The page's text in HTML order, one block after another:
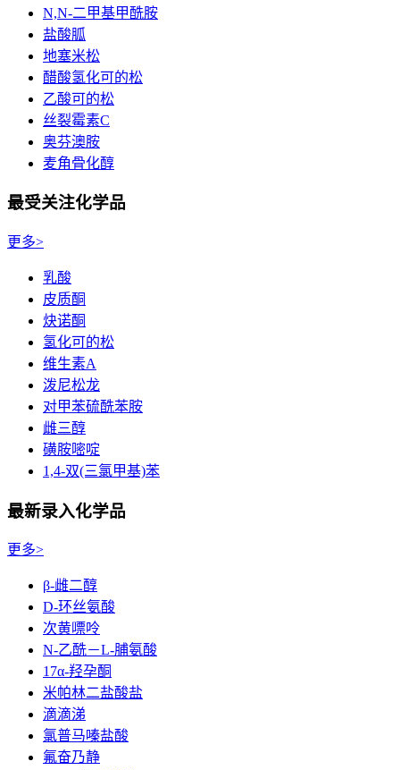
N,N-二甲基甲酰胺
盐酸胍
地塞米松
醋酸氢化可的松
乙酸可的松
丝裂霉素C
奥芬澳胺
麦角骨化醇
最受关注化学品
更多>
乳酸
皮质酮
炔诺酮
氢化可的松
维生素A
泼尼松龙
对甲苯硫酰苯胺
雌三醇
磺胺嘧啶
1,4-双(三氯甲基)苯
最新录入化学品
更多>
β-雌二醇
D-环丝氨酸
次黄嘌呤
N-乙酰－L-脯氨酸
17α-羟孕酮
米帕林二盐酸盐
滴滴涕
氯普马嗪盐酸
氟奋乃静